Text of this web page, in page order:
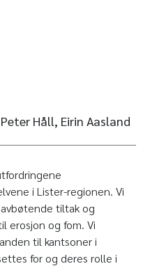
Håll, Eirin Aasland
i Lister-regionen. Vi
tiltak og
erosjon og fom. Vi
til kantsoner i
for og deres rolle i